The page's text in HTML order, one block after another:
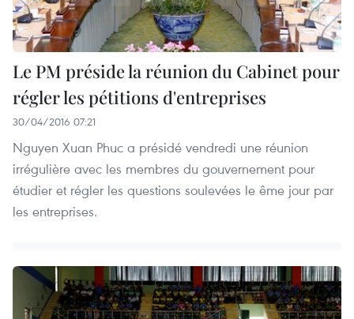
Le PM préside la réunion du Cabinet pour
régler les pétitions d'entreprises
30/04/2016 07:21
Nguyen Xuan Phuc a présidé vendredi une réunion
irrégulière avec les membres du gouvernement pour
étudier et régler les questions soulevées le ême jour par
les entreprises.